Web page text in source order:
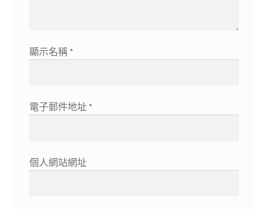
顯示名稱 *
電子郵件地址 *
個人網站網址